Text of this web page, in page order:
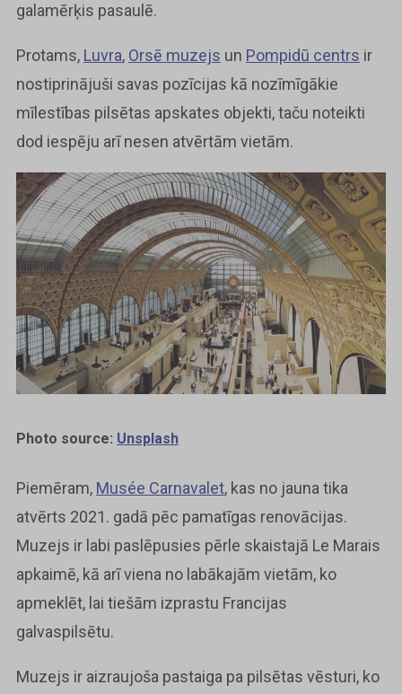
galamērķis pasaulē.
Protams, Luvra, Orsē muzejs un Pompidū centrs ir
nostiprinājuši savas pozīcijas kā nozīmīgākie
mīlestības pilsētas apskates objekti, taču noteikti
dod iespēju arī nesen atvērtām vietām.
Photo source: Unsplash
Piemēram, Musée Carnavalet, kas no jauna tika
atvērts 2021. gadā pēc pamatīgas renovācijas.
Muzejs ir labi paslēpusies pērle skaistajā Le Marais
apkaimē, kā arī viena no labākajām vietām, ko
apmeklēt, lai tiešām izprastu Francijas
galvaspilsētu.
Muzejs ir aizraujoša pastaiga pa pilsētas vēsturi, ko